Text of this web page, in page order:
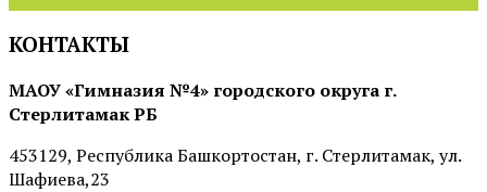
КОНТАКТЫ
МАОУ «Гимназия №4» городского округа г.
Стерлитамак РБ
453129, Республика Башкортостан, г. Стерлитамак, ул.
Шафиева,23